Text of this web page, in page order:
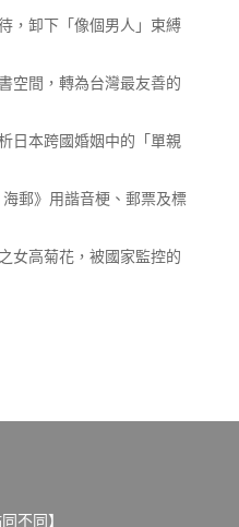
，卸下「像個男人」束縛
空間，轉為台灣最友善的
日本跨國婚姻中的「單親
郵》用諧音梗、郵票及標
女高菊花，被國家監控的
不同】